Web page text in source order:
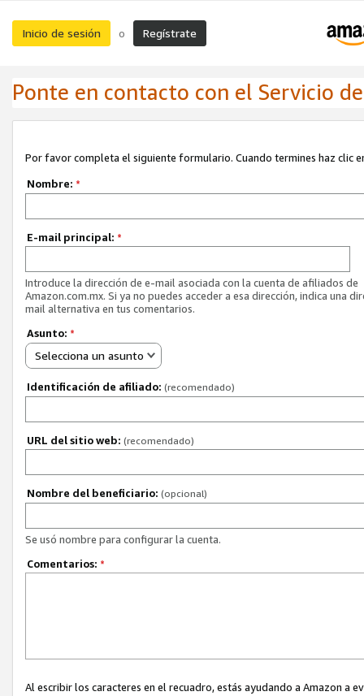
Inicio de sesión o Regístrate
Ponte en contacto con el Servicio
Por favor completa el siguiente formulario. Cuando termines haz clic
Nombre: *
E-mail principal: *
Introduce la dirección de e-mail asociada con la cuenta de afiliados de
Amazon.com.mx. Si ya no puedes acceder a esa dirección, indica una
mail alternativa en tus comentarios.
Asunto: *
Selecciona un asunto
Identificación de afiliado: (recomendado)
URL del sitio web: (recomendado)
Nombre del beneficiario: (opcional)
Se usó nombre para configurar la cuenta.
Comentarios: *
Al escribir los caracteres en el recuadro, estás ayudando a Amazon